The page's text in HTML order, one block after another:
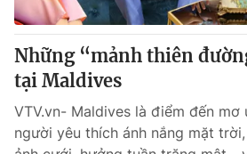
Những “mảnh thiên
tại Maldives
VTV.vn- Maldives là điểm đến mơ
người yêu thích ánh nắng mặt